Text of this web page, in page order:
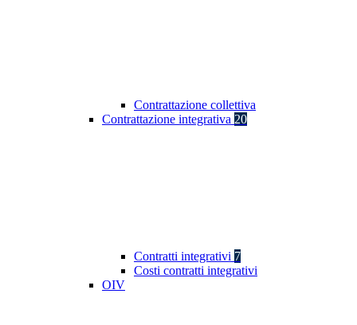
Contrattazione collettiva
Contrattazione integrativa 20
Contratti integrativi 7
Costi contratti integrativi
OIV